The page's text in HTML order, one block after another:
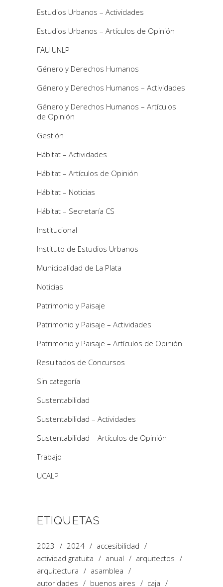
Estudios Urbanos – Actividades
Estudios Urbanos – Artículos de Opinión
FAU UNLP
Género y Derechos Humanos
Género y Derechos Humanos – Actividades
Género y Derechos Humanos – Artículos
de Opinión
Gestión
Hábitat – Actividades
Hábitat – Artículos de Opinión
Hábitat – Noticias
Hábitat – Secretaría CS
Institucional
Instituto de Estudios Urbanos
Municipalidad de La Plata
Noticias
Patrimonio y Paisaje
Patrimonio y Paisaje – Actividades
Patrimonio y Paisaje – Artículos de Opinión
Resultados de Concursos
Sin categoría
Sustentabilidad
Sustentabilidad – Actividades
Sustentabilidad – Artículos de Opinión
Trabajo
UCALP
ETIQUETAS
2023 2024
accesibilidad
actividad gratuita
anual
arquitectos
arquitectura
asamblea
autoridades
buenos aires
caja